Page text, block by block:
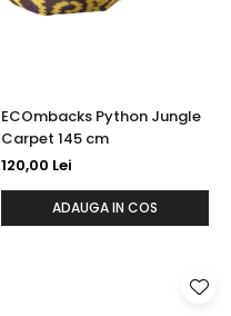
ECOmbacks Python Jungle
Carpet 145 cm
120,00 Lei
ADAUGA IN COS